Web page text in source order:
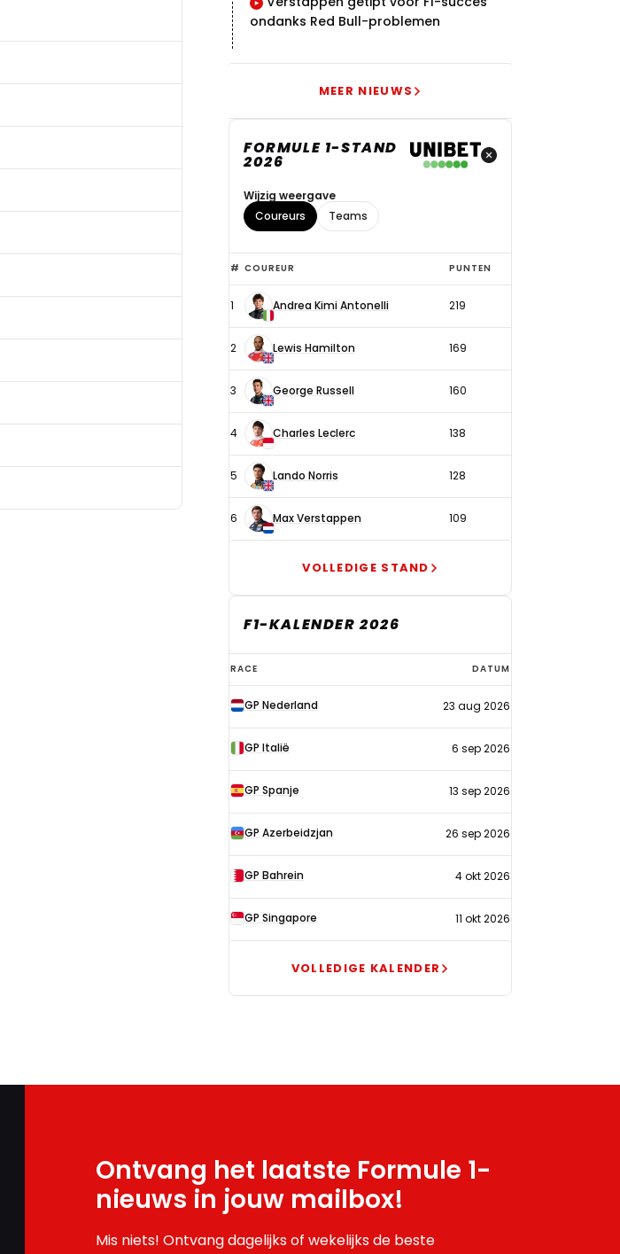
ondanks Red Bull-problemen
MEER NIEUWS
FORMULE 1-STAND
2026
Wijzig weergave
Coureurs
Teams
Top
6
coureurs
# COUREUR PUNTEN
1 Andrea Kimi Antonelli 219
2 Lewis Hamilton 169
3 George Russell 160
4 Charles Leclerc 138
5 Lando Norris 128
6 Max Verstappen 109
VOLLEDIGE STAND
F1-KALENDER 2026
F1-
kalender
2026
RACE DATUM
GP Nederland 23 aug 2026
GP Italië 6 sep 2026
GP Spanje 13 sep 2026
GP Azerbeidzjan 26 sep 2026
GP Bahrein 4 okt 2026
GP Singapore 11 okt 2026
VOLLEDIGE KALENDER
Ontvang het laatste Formule 1-
nieuws in jouw mailbox!
Mis niets! Ontvang dagelijks of wekelijks de beste